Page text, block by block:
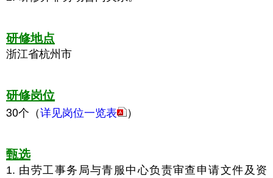
研修地点
浙江省杭州市
研修岗位
30个（详见岗位一览表 ）
甄选
1. 由劳工事务局与青服中心负责审查申请文件及资